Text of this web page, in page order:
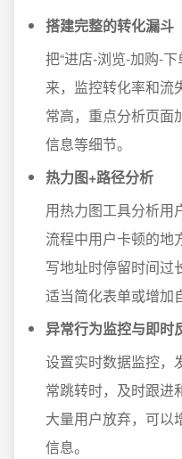
搭建完整的转化漏斗
把“进店-浏览-加购-
来，监控转化率和流
常高，重点分析页面
信息等细节。
热力图+路径分析
用热力图工具分析用
流程中用户卡顿的地
写地址时停留时间过
适当简化表单或增加
异常行为监控与即时
设置实时数据监控，
常跳转时，及时跟进
大量用户放弃，可以
信息。